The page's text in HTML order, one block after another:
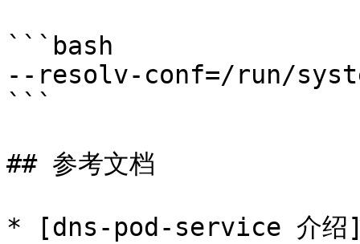
```bash
--resolv-conf=/run/
```
## 参考文档
* [dns-pod-service 介绍